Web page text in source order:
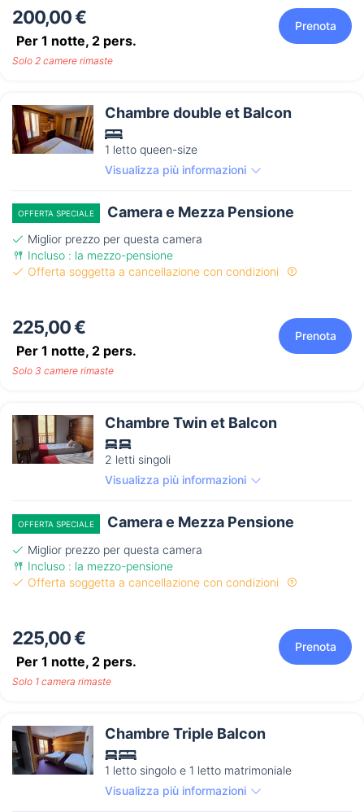
200,00 €
Per 1 notte, 2 pers.
Prenota
Solo 2 camere rimaste
Chambre double et Balcon
1 letto queen-size
Visualizza più informazioni
OFFERTA SPECIALE Camera e Mezza Pensione
Miglior prezzo per questa camera
Incluso : la mezzo-pensione
Offerta soggetta a cancellazione con condizioni
225,00 €
Per 1 notte, 2 pers.
Prenota
Solo 3 camere rimaste
Chambre Twin et Balcon
2 letti singoli
Visualizza più informazioni
OFFERTA SPECIALE Camera e Mezza Pensione
Miglior prezzo per questa camera
Incluso : la mezzo-pensione
Offerta soggetta a cancellazione con condizioni
225,00 €
Per 1 notte, 2 pers.
Prenota
Solo 1 camera rimaste
Chambre Triple Balcon
1 letto singolo e 1 letto matrimoniale
Visualizza più informazioni